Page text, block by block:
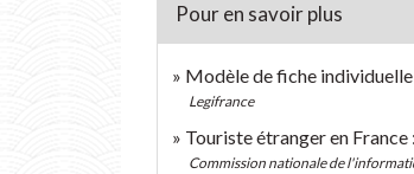
Pour en savoir plus
Modèle de fiche
Legifrance
Touriste étranger en
Commission nationale de